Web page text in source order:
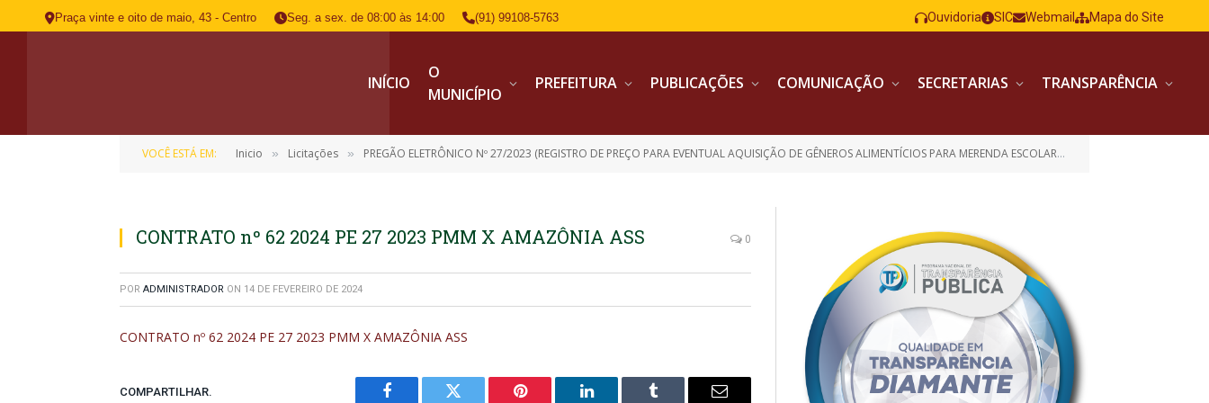
Praça vinte e oito de maio, 43 - Centro Seg. a sex. de 08:00 às 14:00 (91) 99108-5763 Ouvidoria SIC Webmail Mapa do Site
INÍCIO
O
MUNICÍPIO
PREFEITURA PUBLICAÇÕES COMUNICAÇÃO SECRETARIAS TRANSPARÊNCIA
VOCÊ ESTÁ EM: Inicio » Licitações » PREGÃO ELETRÔNICO Nº 27/2023 (REGISTRO DE PREÇO PARA EVENTUAL AQUISIÇÃO DE GÊNEROS ALIMENTÍCIOS PARA MERENDA ESCOLAR)
CONTRATO nº 62 2024 PE 27 2023 PMM X AMAZÔNIA ASS 0
POR ADMINISTRADOR ON 14 DE FEVEREIRO DE 2024
CONTRATO nº 62 2024 PE 27 2023 PMM X AMAZÔNIA ASS
COMPARTILHAR.